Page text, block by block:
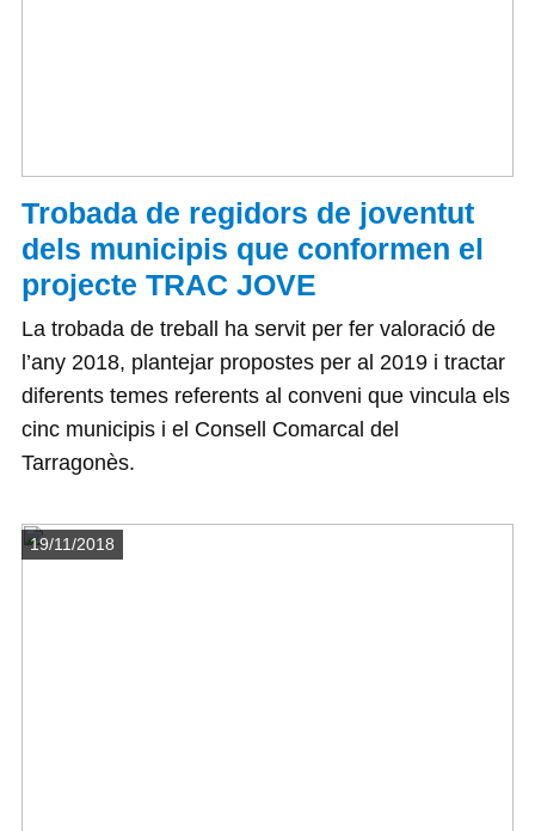
Trobada de regidors de joventut
dels municipis que conformen el
projecte TRAC JOVE
La trobada de treball ha servit per fer valoració de
l’any 2018, plantejar propostes per al 2019 i tractar
diferents temes referents al conveni que vincula els
cinc municipis i el Consell Comarcal del
Tarragonès.
Detalls
19/11/2018